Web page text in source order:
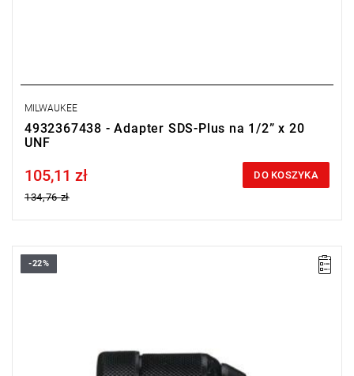
MILWAUKEE
4932367438 - Adapter SDS-Plus na 1/2” x 20
UNF
Price tax included
105,11 zł
134,76 zł
DO KOSZYKA
• Uchwyt narzędzia: 1/2" x 20
-22%